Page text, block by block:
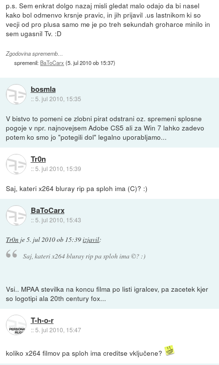
p.s. Sem enkrat dolgo nazaj misli gledat malo odajo da bi nasel
kako bol odmenvo krsnje pravic, in jih prijavil .us lastnikom ki so
vecji od pro plusa samo me je po treh sekundah groharce minilo in
sem ugasnil Tv. :D
Zgodovina sprememb…
spremenil: BaToCarx (5. jul 2010 ob 15:37)
bosmla
:: 5. jul 2010, 15:35
V bistvo to pomeni ce zlobni pirat odstrani oz. spremeni splosne
pogoje v npr. najnovejsem Adobe CS5 ali za Win 7 lahko zadevo
potem ko smo jo "potegili dol" legalno uporabljamo...
Tr0n
::5. jul 2010, 15:39
Saj, kateri x264 bluray rip pa sploh ima (C)? :)
BaToCarx
:: 5. jul 2010, 15:43
Tr0n je5. jul 2010 ob 15:39izjavil:
Saj, kateri x264 bluray rip pa sploh ima ©? :)
Vsi.. MPAA stevilka na koncu filma po listi igralcev, pa zacetek kjer
so logotipi ala 20th century fox...
T-h-o-r
::5. jul 2010, 15:47
koliko x264 filmov pa sploh ima creditse vključene?